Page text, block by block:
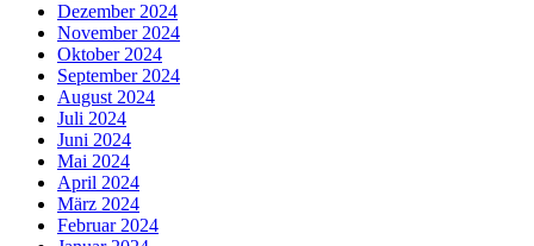
Dezember 2024
November 2024
Oktober 2024
September 2024
August 2024
Juli 2024
Juni 2024
Mai 2024
April 2024
März 2024
Februar 2024